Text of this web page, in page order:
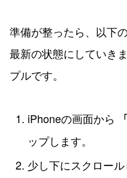
準備が整ったら、以下
最新の状態にしていき
プルです。
iPhoneの画面から
ップします。
少し下にスクロール